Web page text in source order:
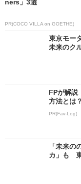
ners」3選
PR(COCO VILLA on GOETHE)
東京モー
未来のク
FPが解説
方法とは？
PR(Fav-Log)
「未来の
カ」も